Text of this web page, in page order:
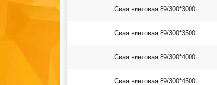
Свая винтовая 89/300*3000
Свая винтовая 89/300*3500
Свая винтовая 89/300*4000
Свая винтовая 89/300*4500